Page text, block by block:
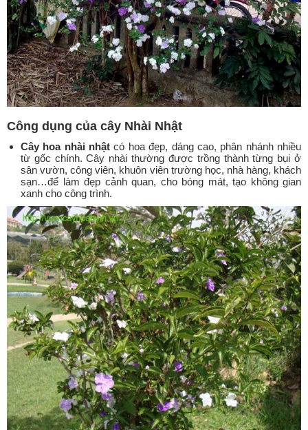
Công dụng của cây Nhài Nhật
Cây hoa nhài nhật có hoa đẹp, dáng cao, phân nhánh nhiều
từ gốc chính. Cây nhài thường được trồng thành từng bụi ở
sân vườn, công viên, khuôn viên trường học, nhà hàng, khách
sạn…để làm đẹp cảnh quan, cho bóng mát, tạo không gian
xanh cho công trình.